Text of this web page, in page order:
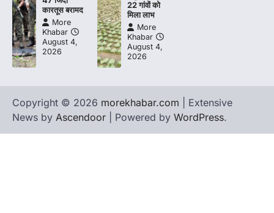
कारतूस बरामद
More
Khabar
August 4,
2026
22 गांवों को
मिला लाभ
More
Khabar
August 4,
2026
Copyright © 2026 morekhabar.com | Extensive
News by Ascendoor | Powered by WordPress.